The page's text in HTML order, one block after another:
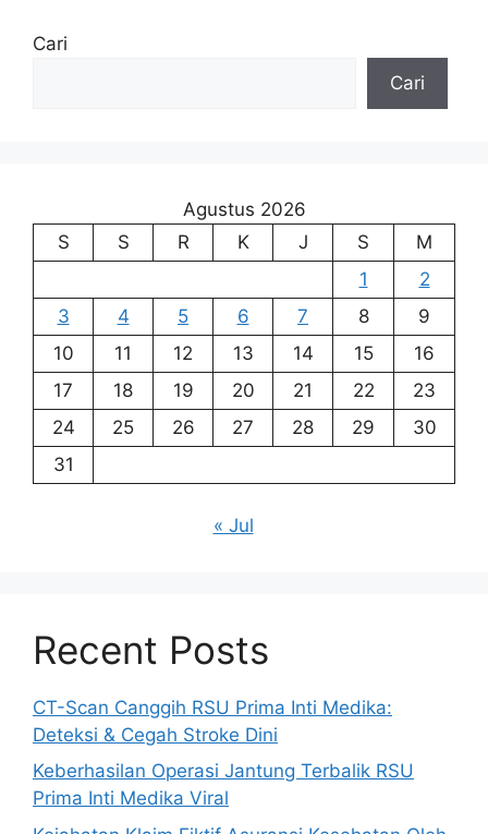
Cari
Cari
Agustus 2026
S
S R K J S
M
1
2
3
4 5 6 7 8
9
10
11 12 13 14 15
16
17
18 19 20 21 22
23
24
25 26 27 28 29
30
31
« Jul
Recent Posts
CT-Scan Canggih RSU Prima Inti Medika:
Deteksi & Cegah Stroke Dini
Keberhasilan Operasi Jantung Terbalik RSU
Prima Inti Medika Viral